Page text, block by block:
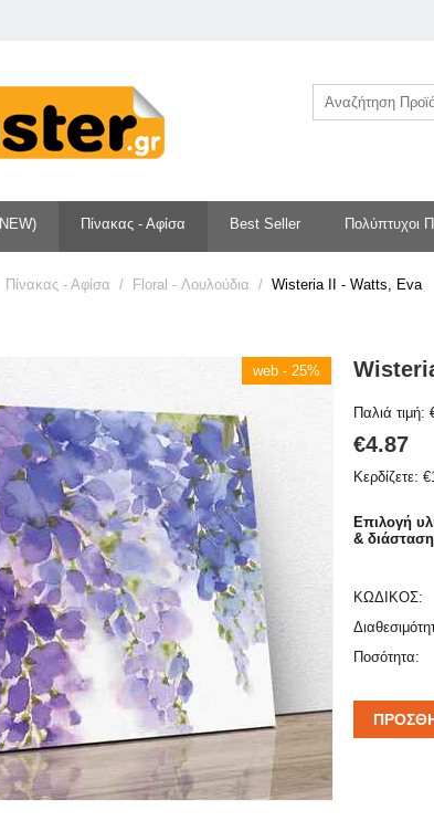
Πίνακας - Αφίσα Best Seller Πολύπτυχοι
Πίνακας - Αφίσα / Floral - Λουλούδια / Wisteria II - Watts, Eva
web - 25%
Παλιά τιμή:
€4.87
Κερδίζετε: €
Επιλογή
&
ΚΩΔΙΚΟΣ:
Ποσότητα: